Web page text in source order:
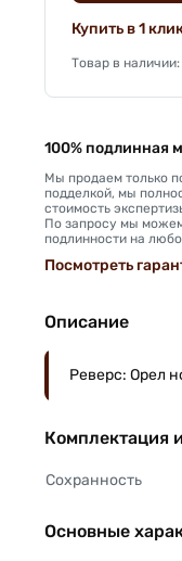
Купить в 1
Товар в наличии:
100% подлинная
Мы продаем только
подделкой, мы
стоимость
По запросу мы
подлинности на
Посмотреть
Описание
Реверс: Орел
Комплектация
Сохранность
Основные